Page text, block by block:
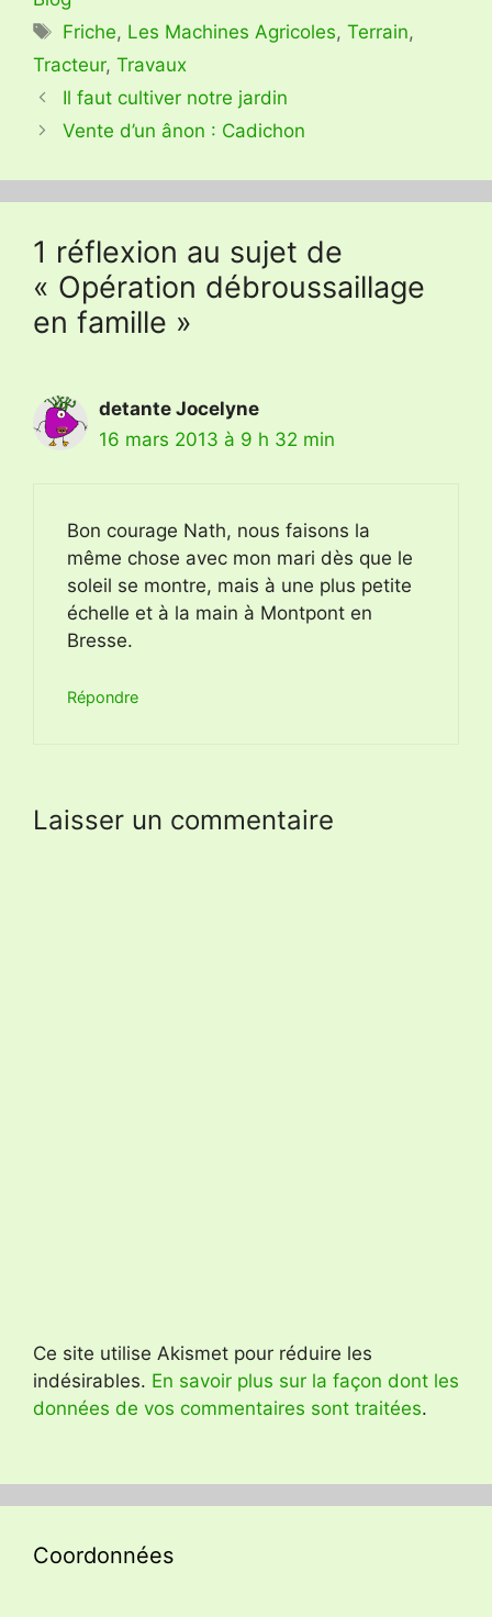
Étiquettes
Friche, Les Machines Agricoles,Terrain,
Tracteur, Travaux
Il faut cultiver notre jardin
Vente d’un ânon : Cadichon
1 réflexion au sujet de
« Opération débroussaillage
en famille »
detante Jocelyne
16 mars 2013 à 9 h 32 min
Bon courage Nath, nous faisons la
même chose avec mon mari dès que le
soleil se montre, mais à une plus petite
échelle et à la main à Montpont en
Bresse.
Répondre
Laisser un commentaire
Ce site utilise Akismet pour réduire les
indésirables. En savoir plus sur la façon dont les
données de vos commentaires sont traitées.
Coordonnées